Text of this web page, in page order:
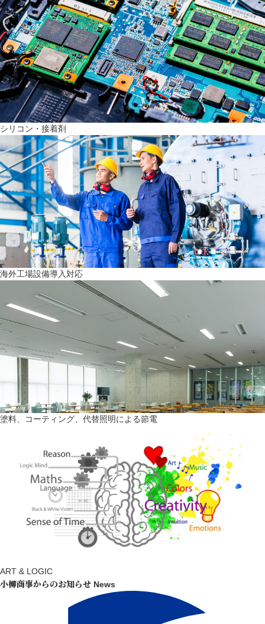
シリコン・接着剤
海外工場設備導入対応
塗料、コーティング、代替照明による節電
ART & LOGIC
小柳商事からのお知らせ News